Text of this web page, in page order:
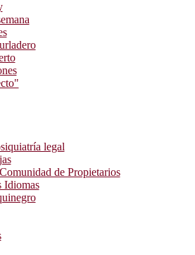
legal
de Propietarios
Idiomas